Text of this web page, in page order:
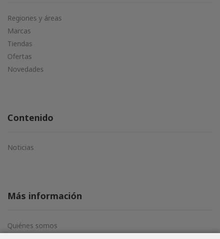
Regiones y áreas
Marcas
Tiendas
Ofertas
Novedades
Contenido
Noticias
Más información
Quiénes somos